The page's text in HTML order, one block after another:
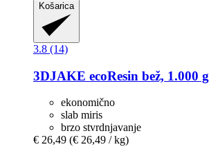
Košarica
3.8 (14)
3DJAKE ecoResin bež, 1.000 g
ekonomično
slab miris
brzo stvrdnjavanje
€ 26,49 (€ 26,49 / kg)